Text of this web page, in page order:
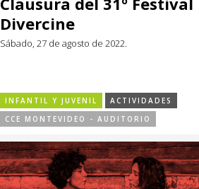
Divercine
Sábado, 27 de agosto de 2022.
INFANTIL Y JUVENIL
ACTIVIDADES
CCE MONTEVIDEO - AUDITORIO